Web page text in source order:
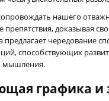
нашего
доказывая
предлагает чередование
способствующих
мышления.
графика и